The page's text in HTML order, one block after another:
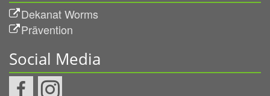
Dekanat Worms
Prävention
Social Media